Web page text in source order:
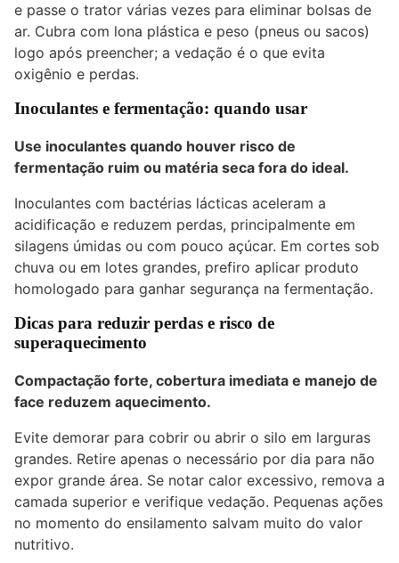
e passe o trator várias vezes para eliminar bolsas de
ar. Cubra com lona plástica e peso (pneus ou sacos)
logo após preencher; a vedação é o que evita
oxigênio e perdas.
Inoculantes e fermentação: quando usar
Use inoculantes quando houver risco de
fermentação ruim ou matéria seca fora do ideal.
Inoculantes com bactérias lácticas aceleram a
acidificação e reduzem perdas, principalmente em
silagens úmidas ou com pouco açúcar. Em cortes sob
chuva ou em lotes grandes, prefiro aplicar produto
homologado para ganhar segurança na fermentação.
Dicas para reduzir perdas e risco de
superaquecimento
Compactação forte, cobertura imediata e manejo de
face reduzem aquecimento.
Evite demorar para cobrir ou abrir o silo em larguras
grandes. Retire apenas o necessário por dia para não
expor grande área. Se notar calor excessivo, remova a
camada superior e verifique vedação. Pequenas ações
no momento do ensilamento salvam muito do valor
nutritivo.